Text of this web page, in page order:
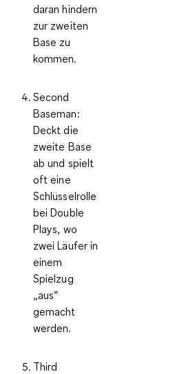
daran hindern
zur zweiten
Base zu
kommen.
Second
Baseman:
Deckt die
zweite Base
ab und spielt
oft eine
Schlüsselrolle
bei Double
Plays, wo
zwei Läufer in
einem
Spielzug
„aus“
gemacht
werden.
Third